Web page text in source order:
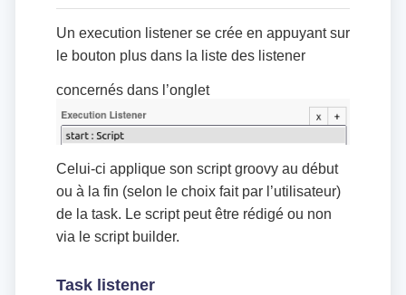
Un execution listener se crée en appuyant sur
le bouton plus dans la liste des listener
concernés dans l’onglet
Celui-ci applique son script groovy au début
ou à la fin (selon le choix fait par l’utilisateur)
de la task. Le script peut être rédigé ou non
via le script builder.
Task listener